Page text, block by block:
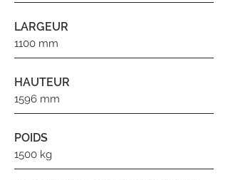
LARGEUR
1100 mm
HAUTEUR
1596 mm
POIDS
1500 kg